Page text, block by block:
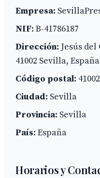
Empresa:
NIF: B-41786187
Dirección: Jesús del
41002 Sevilla, España
Código postal: 41002
Ciudad: Sevilla
Provincia: Sevilla
País: España
Horarios y